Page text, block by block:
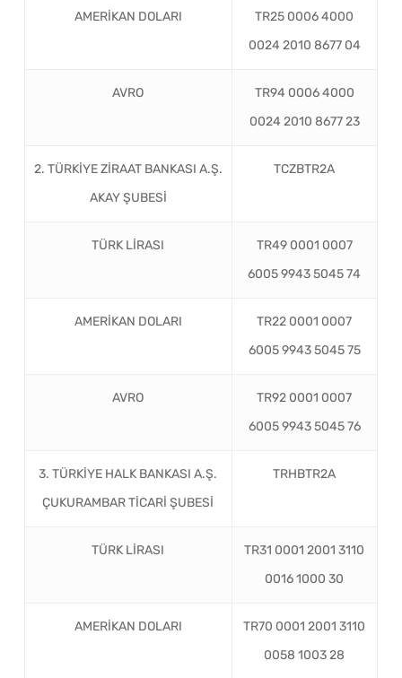
AMERİKAN DOLARI
TR25 0006 4000
0024 2010 8677 04
AVRO
TR94 0006 4000
0024 2010 8677 23
2. TÜRKİYE ZİRAAT BANKASI A.Ş.
AKAY ŞUBESİ
TCZBTR2A
TÜRK LİRASI
TR49 0001 0007
6005 9943 5045 74
AMERİKAN DOLARI
TR22 0001 0007
6005 9943 5045 75
AVRO
TR92 0001 0007
6005 9943 5045 76
3. TÜRKİYE HALK BANKASI A.Ş.
ÇUKURAMBAR TİCARİ ŞUBESİ
TRHBTR2A
TÜRK LİRASI
TR31 0001 2001 3110
0016 1000 30
AMERİKAN DOLARI
TR70 0001 2001 3110
0058 1003 28